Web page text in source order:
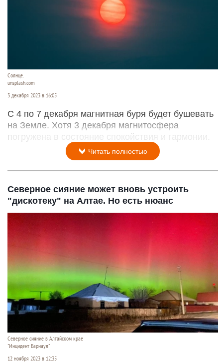
Солнце.
unsplash.com
3 декабря 2023 в 16:05
С 4 по 7 декабря магнитная буря будет бушевать
на Земле. Хотя 3 декабря магнитосфера
погружена в состояние спокойствия и гармонии.
Читать полностью
Северное сияние может вновь устроить
"дискотеку" на Алтае. Но есть нюанс
Северное сияние в Алтайском крае
"Инцидент Барнаул"
12 ноября 2023 в 12:35